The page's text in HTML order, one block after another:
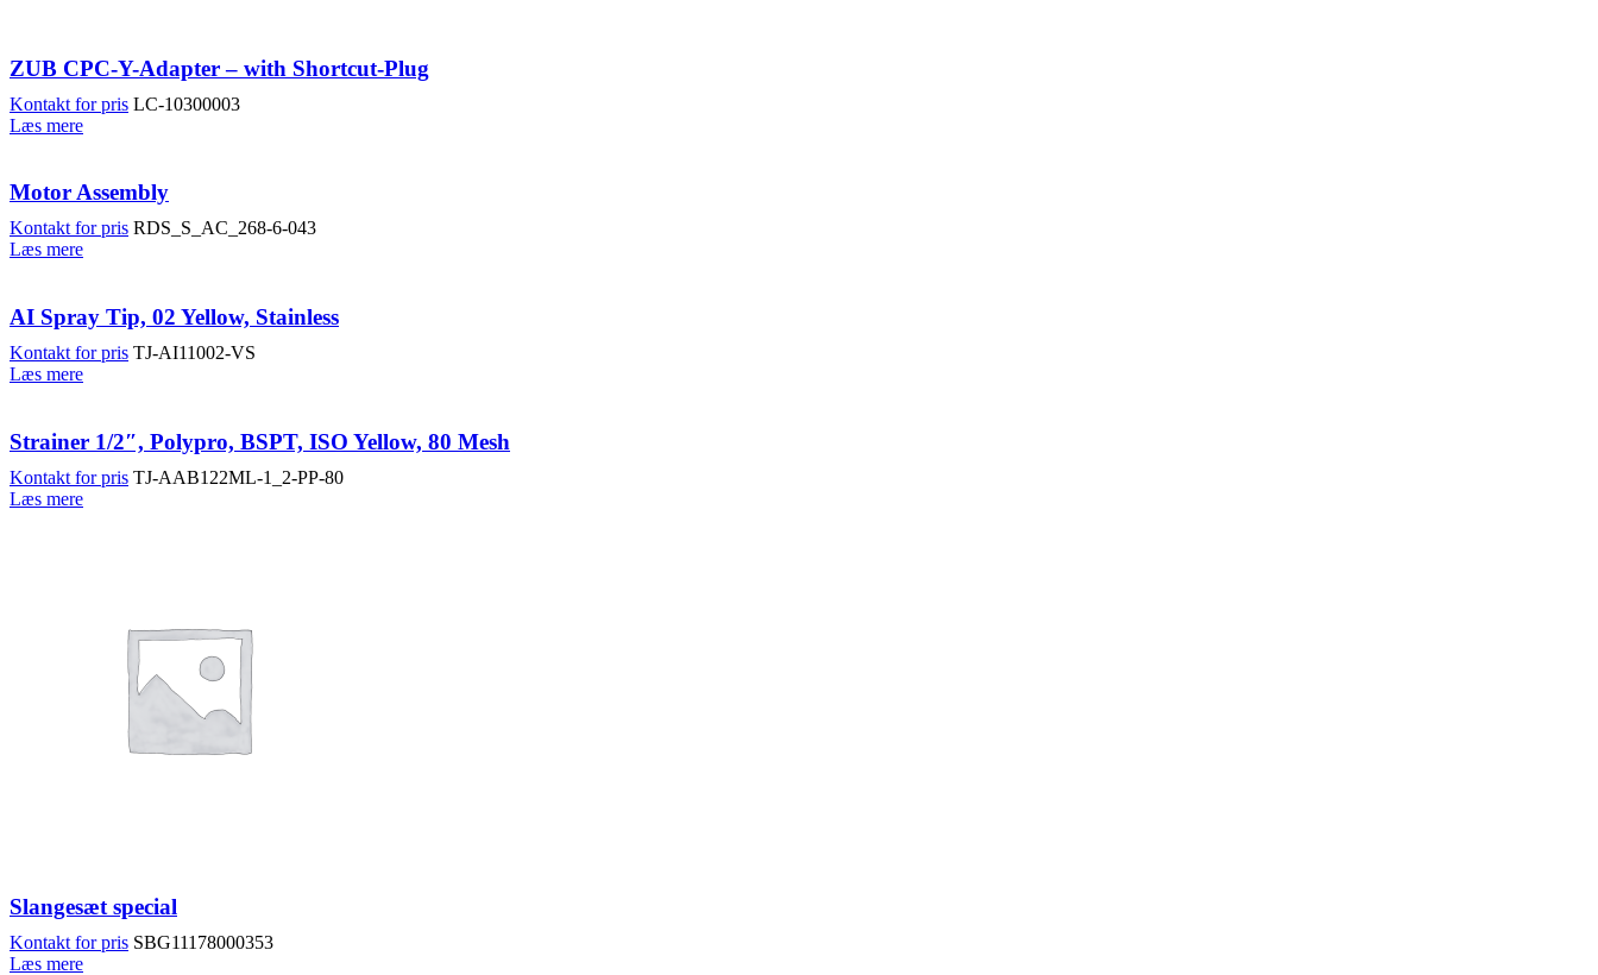
ZUB CPC-Y-Adapter – with Shortcut-Plug
Kontakt for pris LC-10300003
Læs mere
Motor Assembly
Kontakt for pris RDS_S_AC_268-6-043
Læs mere
AI Spray Tip, 02 Yellow, Stainless
Kontakt for pris TJ-AI11002-VS
Læs mere
Strainer 1/2″, Polypro, BSPT, ISO Yellow, 80 Mesh
Kontakt for pris TJ-AAB122ML-1_2-PP-80
Læs mere
Slangesæt special
Kontakt for pris SBG11178000353
Læs mere